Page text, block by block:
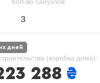
3
дней
(коробка дома):
288 ₴